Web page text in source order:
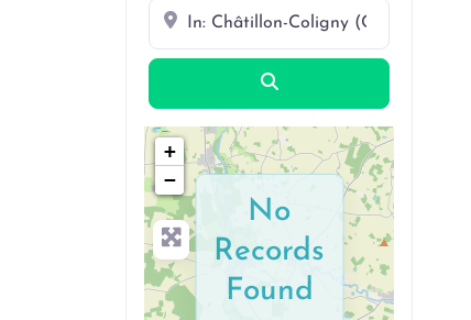
Near
+
−
No
Records
Found